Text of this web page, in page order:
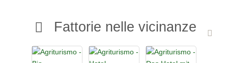
Fattorie nelle vicinanze